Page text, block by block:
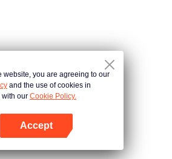
WUKONG
website, you are agreeing to our
and the use of cookies in
with our Cookie Policy.
Accept